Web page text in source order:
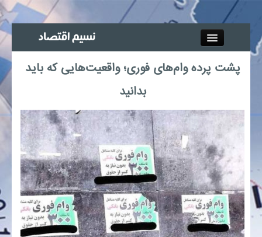
جذب خبرنگار
آگهی استخدام
پیوند‌ها
چند رسانه‌ای
اجتماعی
صنعت معدن و تجارت
پشت پرده وام‌های فوری؛ واقعیت‌هایی که باید
بدانید